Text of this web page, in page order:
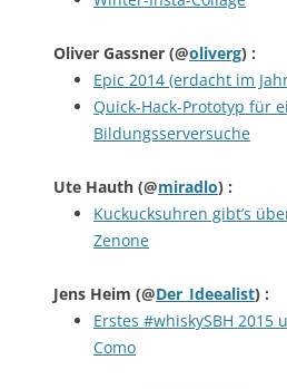
Oliver Gassner (@oliverg) :
Epic 2014 (erdacht im
Quick-Hack-Prototyp für
Bildungsserversuche
Ute Hauth (@miradlo) :
Kuckucksuhren gibt’s
Zenone
Jens Heim (@Der_Ideealist) :
Erstes #whiskySBH 2015
Como